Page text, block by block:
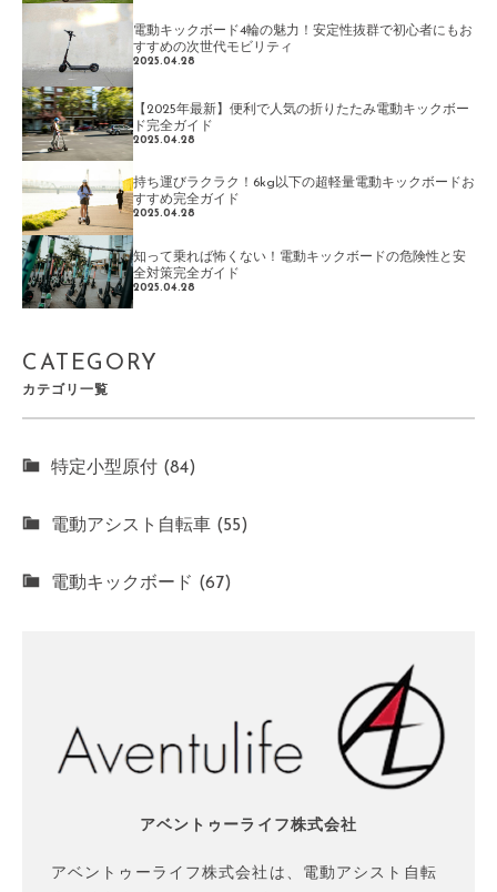
電動キックボード4輪の魅力！安定性抜群で初心者にもお
すすめの次世代モビリティ
2025.04.28
【2025年最新】便利で人気の折りたたみ電動キックボー
ド完全ガイド
2025.04.28
持ち運びラクラク！6kg以下の超軽量電動キックボードお
すすめ完全ガイド
2025.04.28
知って乗れば怖くない！電動キックボードの危険性と安
全対策完全ガイド
2025.04.28
CATEGORY
カテゴリ一覧
特定小型原付 (84)
電動アシスト自転車 (55)
電動キックボード (67)
アベントゥーライフ株式会社
アベントゥーライフ株式会社は、電動アシスト自転